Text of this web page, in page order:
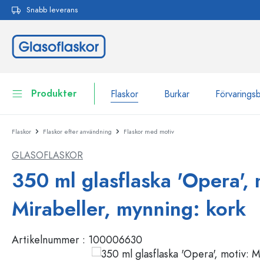
Hoppa till huvudnavigering
Snabb leverans
Produkter Flaskor Burkar
Flaskor
Förvaringsbehållare
Porslin
Behållare för kosmetika
Till kategori Flaskor
WECK-flaskor
Flaskor efter funktion
Flaskor med patentkork
Flaskor Flaskor efter användning Flaskor med motiv
GLASOFLASKOR
350 ml glasflaska 'Opera',
Mirabeller, mynning: kork
Artikelnummer : 100006630